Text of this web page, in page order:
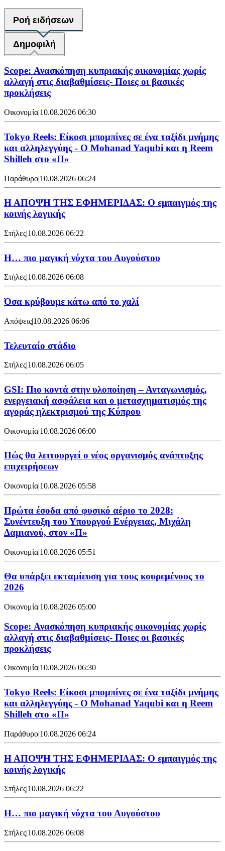
Ροή ειδήσεων
Δημοφιλή
Scope: Ανασκόπηση κυπριακής οικονομίας χωρίς
αλλαγή στις διαβαθμίσεις- Ποιες οι βασικές
προκλήσεις
Οικονομία|10.08.2026 06:30
Tokyo Reels: Είκοσι μπομπίνες σε ένα ταξίδι μνήμης
και αλληλεγγύης - Ο Mohanad Yaqubi και η Reem
Shilleh στο «Π»
Παράθυρο|10.08.2026 06:24
Η ΑΠΟΨΗ ΤΗΣ ΕΦΗΜΕΡΙΔΑΣ: Ο εμπαιγμός της
κοινής λογικής
Στήλες|10.08.2026 06:22
Η… πιο μαγική νύχτα του Αυγούστου
Στήλες|10.08.2026 06:08
Όσα κρύβουμε κάτω από το χαλί
Απόψεις|10.08.2026 06:06
Τελευταίο στάδιο
Στήλες|10.08.2026 06:05
GSI: Πιο κοντά στην υλοποίηση – Ανταγωνισμός,
ενεργειακή ασφάλεια και ο μετασχηματισμός της
αγοράς ηλεκτρισμού της Κύπρου
Οικονομία|10.08.2026 06:00
Πώς θα λειτουργεί ο νέος οργανισμός ανάπτυξης
επιχειρήσεων
Οικονομία|10.08.2026 05:58
Πρώτα έσοδα από φυσικό αέριο το 2028:
Συνέντευξη του Υπουργού Ενέργειας, Μιχάλη
Δαμιανού, στον «Π»
Οικονομία|10.08.2026 05:51
Θα υπάρξει εκταμίευση για τους κουρεμένους το
2026
Οικονομία|10.08.2026 05:00
Scope: Ανασκόπηση κυπριακής οικονομίας χωρίς
αλλαγή στις διαβαθμίσεις- Ποιες οι βασικές
προκλήσεις
Οικονομία|10.08.2026 06:30
Tokyo Reels: Είκοσι μπομπίνες σε ένα ταξίδι μνήμης
και αλληλεγγύης - Ο Mohanad Yaqubi και η Reem
Shilleh στο «Π»
Παράθυρο|10.08.2026 06:24
Η ΑΠΟΨΗ ΤΗΣ ΕΦΗΜΕΡΙΔΑΣ: Ο εμπαιγμός της
κοινής λογικής
Στήλες|10.08.2026 06:22
Η… πιο μαγική νύχτα του Αυγούστου
Στήλες|10.08.2026 06:08